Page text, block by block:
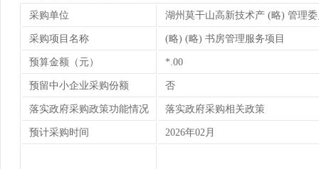
采购单位 湖州莫干山高新技术产 (略) 管理
采购项目名称 (略) (略) 书房管理服务项目
预算金额（元） *.00
预留中小企业采购份额 否
落实政府采购政策功能情况 落实政府采购相关政策
预计采购时间 2026年02月